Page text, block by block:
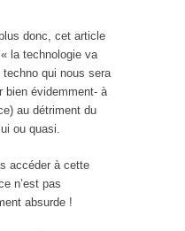
donc, cet article
la technologie va
qui nous sera
bien évidemment- à
au détriment du
ou quasi.
accéder à cette
n’est pas
absurde !